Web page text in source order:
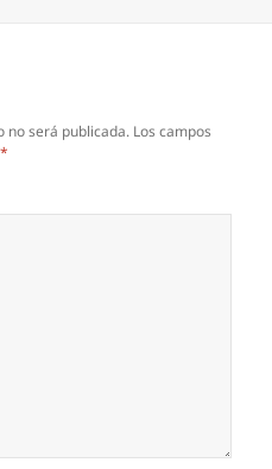
no será publicada. Los campos
*